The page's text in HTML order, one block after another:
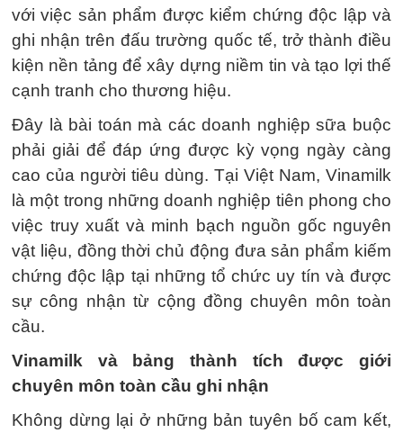
với việc sản phẩm được kiểm chứng độc lập và
ghi nhận trên đấu trường quốc tế, trở thành điều
kiện nền tảng để xây dựng niềm tin và tạo lợi thế
cạnh tranh cho thương hiệu.
Đây là bài toán mà các doanh nghiệp sữa buộc
phải giải để đáp ứng được kỳ vọng ngày càng
cao của người tiêu dùng. Tại Việt Nam, Vinamilk
là một trong những doanh nghiệp tiên phong cho
việc truy xuất và minh bạch nguồn gốc nguyên
vật liệu, đồng thời chủ động đưa sản phẩm kiếm
chứng độc lập tại những tổ chức uy tín và được
sự công nhận từ cộng đồng chuyên môn toàn
cầu.
Vinamilk và bảng thành tích được giới
chuyên môn toàn cầu ghi nhận
Không dừng lại ở những bản tuyên bố cam kết,